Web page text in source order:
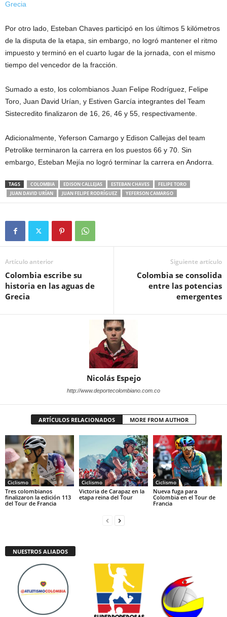
Grecia
Por otro lado, Esteban Chaves participó en los últimos 5 kilómetros
de la disputa de la etapa, sin embargo, no logró mantener el ritmo
impuesto y terminó en el cuarto lugar de la jornada, con el mismo
tiempo del vencedor de la fracción.
Sumado a esto, los colombianos Juan Felipe Rodríguez, Felipe
Toro, Juan David Urían, y Estiven García integrantes del Team
Sistecredito finalizaron de 16, 26, 46 y 55, respectivamente.
Adicionalmente, Yeferson Camargo y Edison Callejas del team
Petrolike terminaron la carrera en los puestos 66 y 70. Sin
embargo, Esteban Mejía no logró terminar la carrera en Andorra.
TAGS COLOMBIA EDISON CALLEJAS ESTEBAN CHAVES
FELIPE TORO
JUAN DAVID URÍAN
JUAN FELIPE RODRÍGUEZ YEFERSON CAMARGO
Artículo anterior
Colombia escribe su
historia en las aguas de
Grecia
Siguiente artículo
Colombia se consolida
entre las potencias
emergentes
Nicolás Espejo
http://www.deportecolombiano.com.co
ARTÍCULOS RELACIONADOS MORE FROM AUTHOR
Ciclismo
Tres colombianos
finalizaron la edición 113
del Tour de Francia
Ciclismo
Victoria de Carapaz en la
etapa reina del Tour
Ciclismo
Nueva fuga para
Colombia en el Tour de
Francia
NUESTROS ALIADOS